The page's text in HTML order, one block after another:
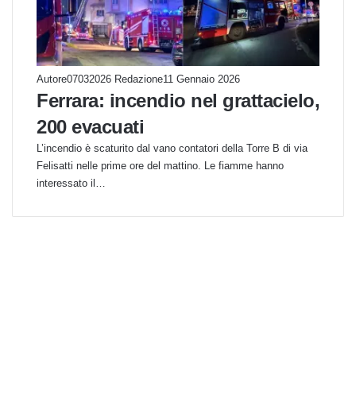
Autore07032026 Redazione11 Gennaio 2026
Ferrara: incendio nel grattacielo,
200 evacuati
L’incendio è scaturito dal vano contatori della Torre B di via
Felisatti nelle prime ore del mattino. Le fiamme hanno
interessato il…